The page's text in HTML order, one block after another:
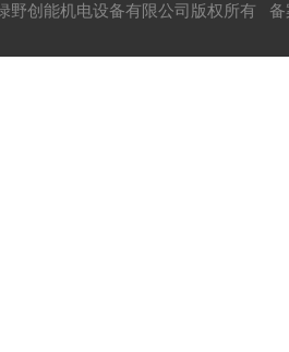
野创能机电设备有限公司版权所有 备